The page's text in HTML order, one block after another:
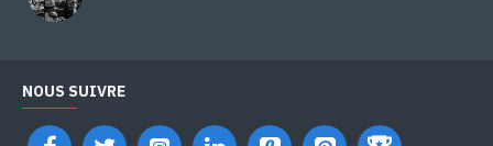
NOUS SUIVRE